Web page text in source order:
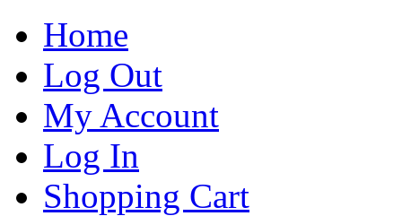
Home
Log Out
My Account
Log In
Shopping Cart